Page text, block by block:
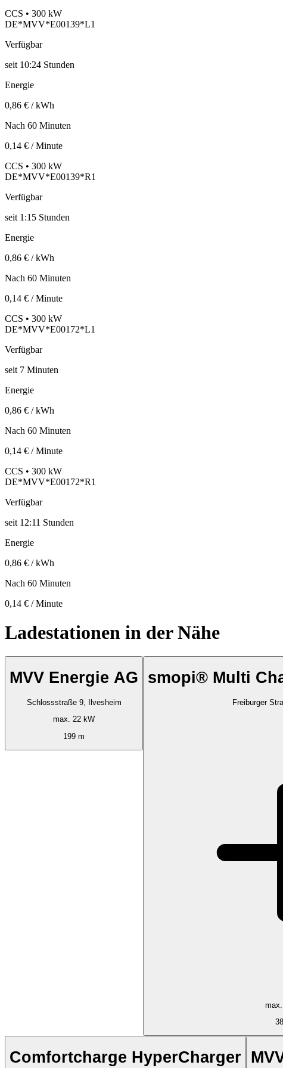
CCS • 300 kW
DE*MVV*E00139*L1
Verfügbar
seit 10:24 Stunden
Energie
0,86 € / kWh
Nach 60 Minuten
0,14 € / Minute
CCS • 300 kW
DE*MVV*E00139*R1
Verfügbar
seit 1:15 Stunden
Energie
0,86 € / kWh
Nach 60 Minuten
0,14 € / Minute
CCS • 300 kW
DE*MVV*E00172*L1
Verfügbar
seit 7 Minuten
Energie
0,86 € / kWh
Nach 60 Minuten
0,14 € / Minute
CCS • 300 kW
DE*MVV*E00172*R1
Verfügbar
seit 12:11 Stunden
Energie
0,86 € / kWh
Nach 60 Minuten
0,14 € / Minute
Ladestationen in der Nähe
MVV Energie AG
Schlossstraße 9, Ilvesheim
max. 22 kW
199 m
smopi® Multi
Freiburger
Comfortcharge HyperCharger